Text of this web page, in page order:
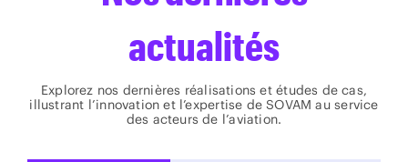
actualités
Explorez nos dernières réalisations et études de cas,
illustrant l’innovation et l’expertise de SOVAM au service
des acteurs de l’aviation.